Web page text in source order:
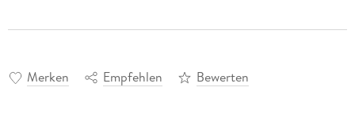
Merken Empfehlen Bewerten